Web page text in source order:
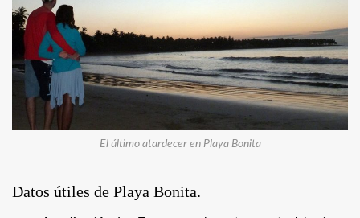
El último atardecer en Playa Bonita
Datos útiles de Playa Bonita.